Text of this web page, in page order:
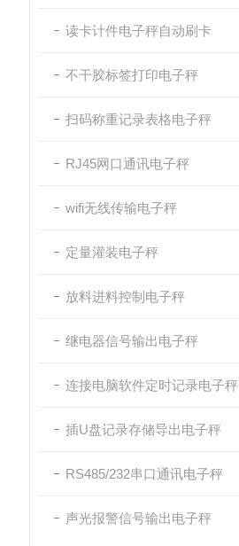
读卡计件电子秤自动刷卡
不干胶标签打印电子秤
扫码称重记录表格电子秤
RJ45网口通讯电子秤
wifi无线传输电子秤
定量灌装电子秤
放料进料控制电子秤
继电器信号输出电子秤
连接电脑软件定时记录电子秤
插U盘记录存储导出电子秤
RS485/232串口通讯电子秤
声光报警信号输出电子秤